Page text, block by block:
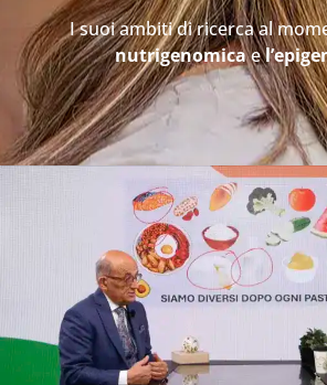
I suoi ambiti di ricerca al
nutrigenomicae